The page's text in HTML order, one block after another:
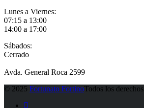
Lunes a Viernes:
07:15 a 13:00
14:00 a 17:00
Sábados:
Cerrado
Avda. General Roca 2599
© 2025 Fortunato FortinoTodos los